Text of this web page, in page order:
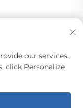
(Grúpa) Co.,
Príobháideachta
our services.
click Personalize